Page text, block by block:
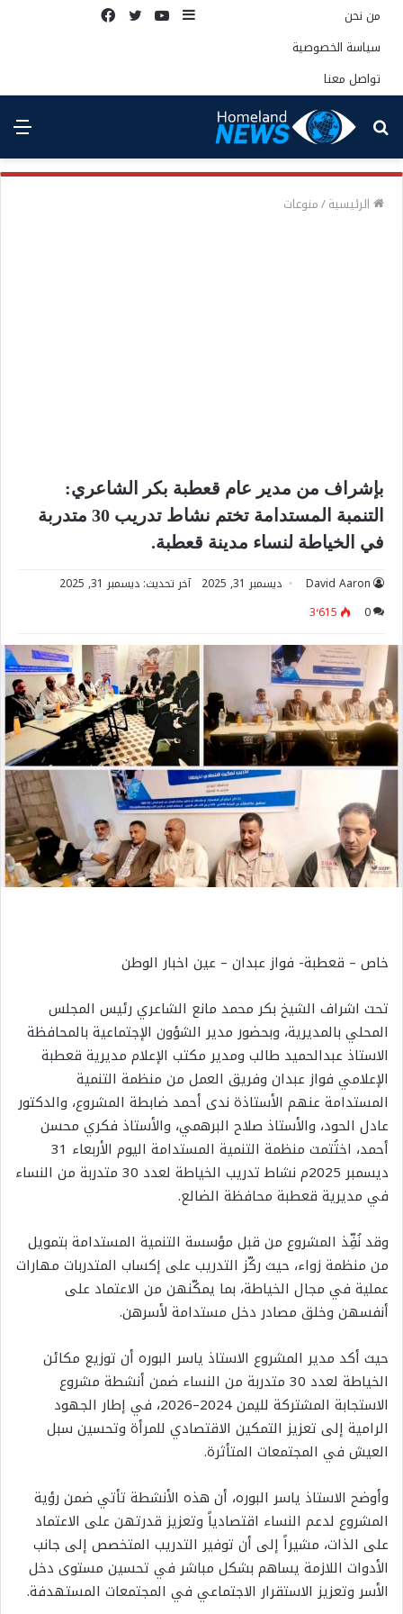
من نحن
سياسة الخصوصية
تواصل معنا
إضافة يوتيوبتويتر
بحث
عن
الرئيسية/منوعات
بإشراف من مدير عام قعطبة بكر الشاعري:
التنمبة المستدامة تختم نشاط تدريب 30 متدربة
في الخياطة لنساء مدينة قعطبة.
David Aaron ديسمبر 31, 2025
آخر تحديث: ديسمبر 31, 2025
0
3٬615
خاص – قعطبة- فواز عبدان – عين اخبار الوطن
تحت اشراف الشيخ بكر محمد مانع الشاعري رئيس المجلس
المحلي بالمديرية، وبحضور مدير الشؤون الإجتماعية بالمحافظة
الاستاذ عبدالحميد طالب ومدير مكتب الإعلام مديرية قعطبة
الإعلامي فواز عبدان وفريق العمل من منظمة التنمية
المستدامة عنهم الأستاذة ندى أحمد ضابطة المشروع، والدكتور
عادل الحود، والأستاذ صلاح البرهمي، والأستاذ فكري محسن
أحمد، اختُتمت منظمة التنمية المستدامة اليوم الأربعاء 31
ديسمبر 2025م نشاط تدريب الخياطة لعدد 30 متدربة من النساء
في مديرية قعطبة محافظة الضالع.
وقد نُفِّذ المشروع من قبل مؤسسة التنمية المستدامة بتمويل
من منظمة زواء، حيث ركّز التدريب على إكساب المتدربات مهارات
عملية في مجال الخياطة، بما يمكّنهن من الاعتماد على
أنفسهن وخلق مصادر دخل مستدامة لأسرهن.
حيث أكد مدير المشروع الاستاذ ياسر البوره أن توزيع مكائن
الخياطة لعدد 30 متدربة من النساء ضمن أنشطة مشروع
الاستجابة المشتركة لليمن 2024–2026، في إطار الجهود
الرامية إلى تعزيز التمكين الاقتصادي للمرأة وتحسين سبل
العيش في المجتمعات المتأثرة.
وأوضح الاستاذ ياسر البوره، أن هذه الأنشطة تأتي ضمن رؤية
المشروع لدعم النساء اقتصادياً وتعزيز قدرتهن على الاعتماد
على الذات، مشيراً إلى أن توفير التدريب المتخصص إلى جانب
الأدوات اللازمة يساهم بشكل مباشر في تحسين مستوى دخل
الأسر وتعزيز الاستقرار الاجتماعي في المجتمعات المستهدفة.